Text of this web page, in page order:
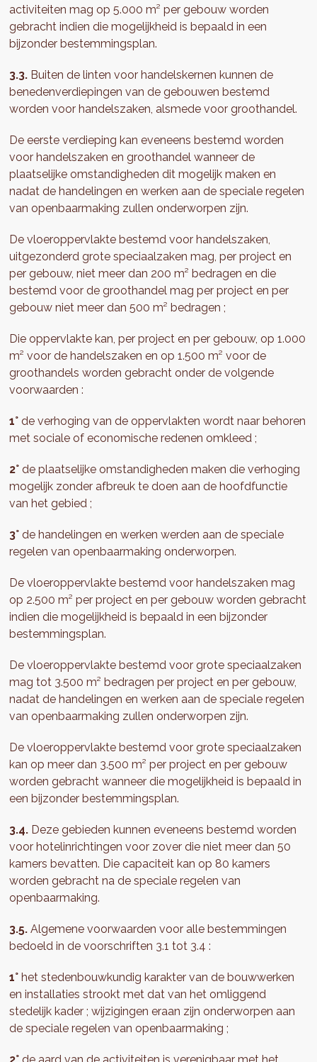
activiteiten mag op 5.000 m² per gebouw worden
gebracht indien die mogelijkheid is bepaald in een
bijzonder bestemmingsplan.
3.3. Buiten de linten voor handelskernen kunnen de
benedenverdiepingen van de gebouwen bestemd
worden voor handelszaken, alsmede voor groothandel.
De eerste verdieping kan eveneens bestemd worden
voor handelszaken en groothandel wanneer de
plaatselijke omstandigheden dit mogelijk maken en
nadat de handelingen en werken aan de speciale regelen
van openbaarmaking zullen onderworpen zijn.
De vloeroppervlakte bestemd voor handelszaken,
uitgezonderd grote speciaalzaken mag, per project en
per gebouw, niet meer dan 200 m² bedragen en die
bestemd voor de groothandel mag per project en per
gebouw niet meer dan 500 m² bedragen ;
Die oppervlakte kan, per project en per gebouw, op 1.000
m² voor de handelszaken en op 1.500 m² voor de
groothandels worden gebracht onder de volgende
voorwaarden :
1°de verhoging van de oppervlakten wordt naar behoren
met sociale of economische redenen omkleed ;
2°de plaatselijke omstandigheden maken die verhoging
mogelijk zonder afbreuk te doen aan de hoofdfunctie
van het gebied ;
3°de handelingen en werken werden aan de speciale
regelen van openbaarmaking onderworpen.
De vloeroppervlakte bestemd voor handelszaken mag
op 2.500 m² per project en per gebouw worden gebracht
indien die mogelijkheid is bepaald in een bijzonder
bestemmingsplan.
De vloeroppervlakte bestemd voor grote speciaalzaken
mag tot 3.500 m² bedragen per project en per gebouw,
nadat de handelingen en werken aan de speciale regelen
van openbaarmaking zullen onderworpen zijn.
De vloeroppervlakte bestemd voor grote speciaalzaken
kan op meer dan 3.500 m² per project en per gebouw
worden gebracht wanneer die mogelijkheid is bepaald in
een bijzonder bestemmingsplan.
3.4. Deze gebieden kunnen eveneens bestemd worden
voor hotelinrichtingen voor zover die niet meer dan 50
kamers bevatten. Die capaciteit kan op 80 kamers
worden gebracht na de speciale regelen van
openbaarmaking.
3.5.Algemene voorwaarden voor alle bestemmingen
bedoeld in de voorschriften 3.1 tot 3.4 :
1°het stedenbouwkundig karakter van de bouwwerken
en installaties strookt met dat van het omliggend
stedelijk kader ; wijzigingen eraan zijn onderworpen aan
de speciale regelen van openbaarmaking ;